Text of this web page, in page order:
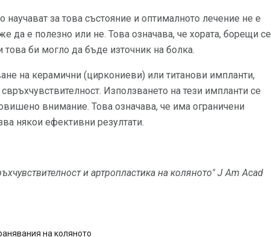
за това състояние и оптималното лечение не е
да е полезно или не. Това означава, че хората, борещи се
би могло да бъде източник на болка.
на керамични (циркониеви) или титанови импланти,
Използването на тези импланти се
внимание. Това означава, че има ограничени
някои ефективни резултати.
и артропластика на коляното" J Am Acad
на коляното